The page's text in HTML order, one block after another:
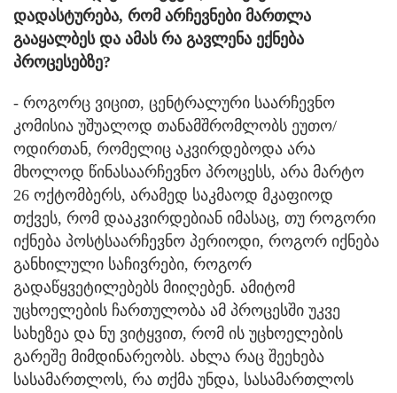
დადასტურება, რომ არჩევნები მართლა
გააყალბეს და ამას რა გავლენა ექნება
პროცესებზე?
- როგორც ვიცით, ცენტრალური საარჩევნო
კომისია უშუალოდ თანამშრომლობს ეუთო/
ოდირთან, რომელიც აკვირდებოდა არა
მხოლოდ წინასაარჩევნო პროცესს, არა მარტო
26 ოქტომბერს, არამედ საკმაოდ მკაფიოდ
თქვეს, რომ დააკვირდებიან იმასაც, თუ როგორი
იქნება პოსტსაარჩევნო პერიოდი, როგორ იქნება
განხილული საჩივრები, როგორ
გადაწყვეტილებებს მიიღებენ. ამიტომ
უცხოელების ჩართულობა ამ პროცესში უკვე
სახეზეა და ნუ ვიტყვით, რომ ის უცხოელების
გარეშე მიმდინარეობს. ახლა რაც შეეხება
სასამართლოს, რა თქმა უნდა, სასამართლოს